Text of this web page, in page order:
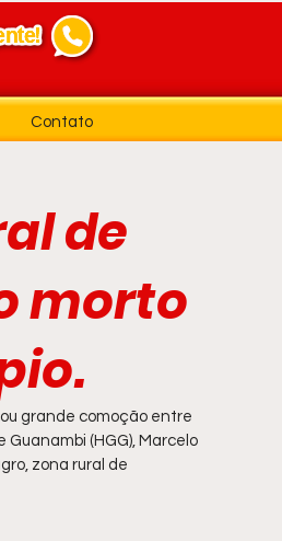
Contato
de
morto
grande comoção entre
(HGG), Marcelo
zona rural de